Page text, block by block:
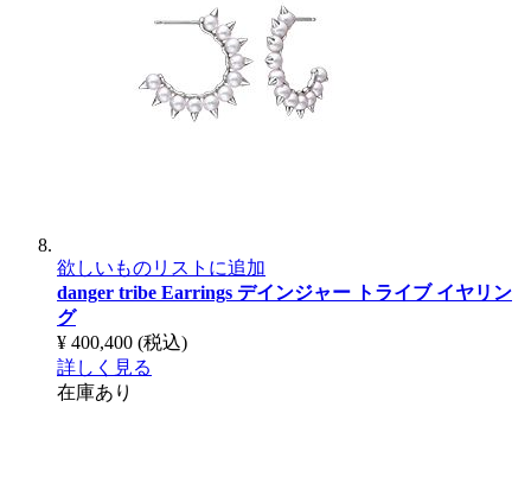
欲しいものリストに追加
danger tribe Earrings デインジャー トライブ イヤリン
グ
¥ 400,400 (税込)
詳しく見る
在庫あり